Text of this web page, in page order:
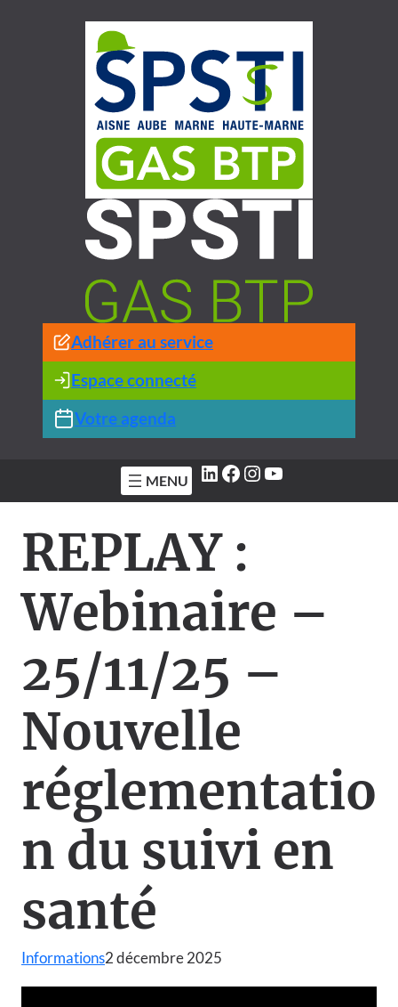
Adhérer au service
Espace connecté
Votre agenda
LinkedIn
Facebook
Instagram
YouTube
REPLAY :
Webinaire –
25/11/25 –
Nouvelle
réglementatio
n du suivi en
santé
Informations2 décembre 2025